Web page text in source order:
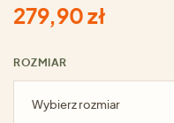
279,90 zł
ROZMIAR
Wybierz rozmiar